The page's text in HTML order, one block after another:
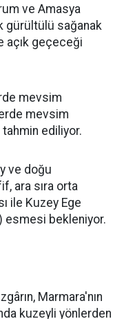
ve Amasya
gürültülü sağanak
açık geçeceği
mevsim
mevsim
ediliyor.
ve doğu
ara sıra orta
ile Kuzey Ege
esmesi bekleniyor.
Marmara'nın
kuzeyli yönlerden